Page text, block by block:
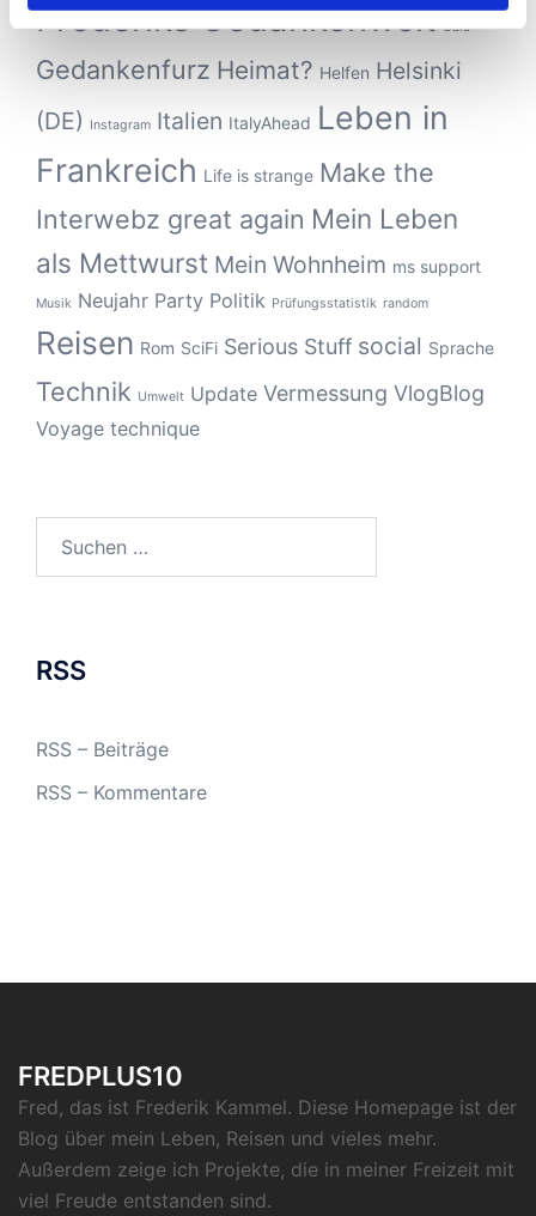
Frederiks Gedankenwelt Gala
Gedankenfurz Heimat? Helfen Helsinki
(DE)
Instagram Italien ItalyAhead Leben in
Frankreich Life is strange Make the
Interwebz great again Mein Leben
als Mettwurst Mein Wohnheim ms support
Musik Neujahr Party Politik Prüfungsstatistik random
Reisen Rom SciFi Serious Stuff social Sprache
Technik Umwelt Update Vermessung VlogBlog
Voyage technique
nach:
RSS
RSS – Beiträge
RSS – Kommentare
FREDPLUS10
Fred, das ist Frederik Kammel. Diese Homepage ist der
Blog über mein Leben, Reisen und vieles mehr.
Außerdem zeige ich Projekte, die in meiner Freizeit mit
viel Freude entstanden sind.